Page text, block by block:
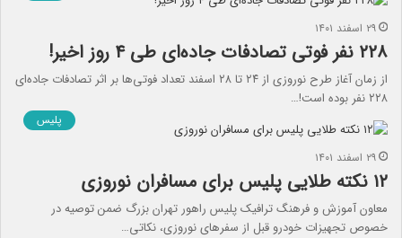
۲۹ اسفند ۱۴۰۱
۲۲۸ نفر فوتی تصادفات جاده‌ای طی ۴ روز اخیر!
از زمان آغاز طرح نوروزی از ۲۴ تا ۲۸ اسفند تعداد فوتی‌ها بر اثر تصادفات جاده‌ای
۲۲۸ نفر بوده است!…
پلیس
۲۹ اسفند ۱۴۰۱
۱۲ نکته طلایی پلیس برای مسافران نوروزی
معاون آموزش و فرهنگ ترافیک پلیس راهور تهران بزرگ ضمن توصیه در
خصوص تجهیزات خودرو قبل از سفرهای نوروزی، نکاتی…